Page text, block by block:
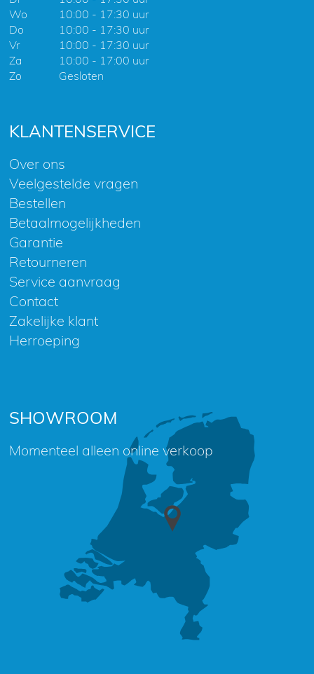
Wo
10:00 - 17:30 uur
Do
10:00 - 17:30 uur
Vr
10:00 - 17:30 uur
Za
10:00 - 17:00 uur
Zo
Gesloten
KLANTENSERVICE
Over ons
Veelgestelde vragen
Bestellen
Betaalmogelijkheden
Garantie
Retourneren
Service aanvraag
Contact
Zakelijke klant
Herroeping
SHOWROOM
Momenteel alleen online verkoop